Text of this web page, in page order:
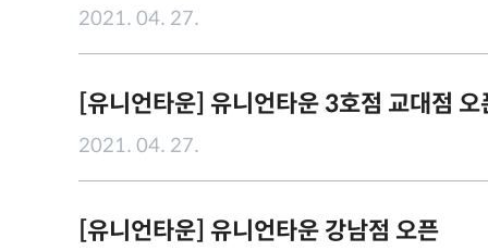
2021. 04. 27.
[유니언타운] 유니언타운 3호점 교대점 오
2021. 04. 27.
[유니언타운] 유니언타운 강남점 오픈